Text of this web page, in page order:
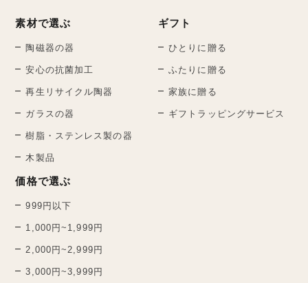
素材で選ぶ
陶磁器の器
安心の抗菌加工
再生リサイクル陶器
ガラスの器
樹脂・ステンレス製の器
木製品
価格で選ぶ
999円以下
1,000円~1,999円
2,000円~2,999円
3,000円~3,999円
ギフト
ひとりに贈る
ふたりに贈る
家族に贈る
ギフトラッピングサービス